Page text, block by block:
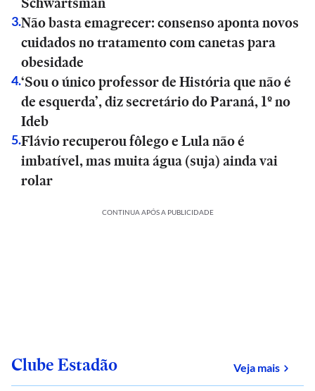
3.Não basta emagrecer: consenso aponta novos
cuidados no tratamento com canetas para
obesidade
4.‘Sou o único professor de História que não é
de esquerda’, diz secretário do Paraná, 1º no
Ideb
5.Flávio recuperou fôlego e Lula não é
imbatível, mas muita água (suja) ainda vai
rolar
CONTINUA APÓS A PUBLICIDADE
Clube Estadão Veja maissobre